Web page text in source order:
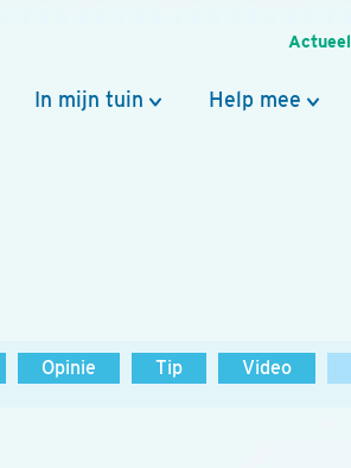
Actueel
In mijn tuin Help mee
Opinie Tip Video